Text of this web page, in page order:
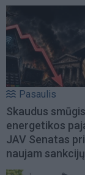
Pasaulis
Skaudus
energetikos
JAV Senatas
naujam